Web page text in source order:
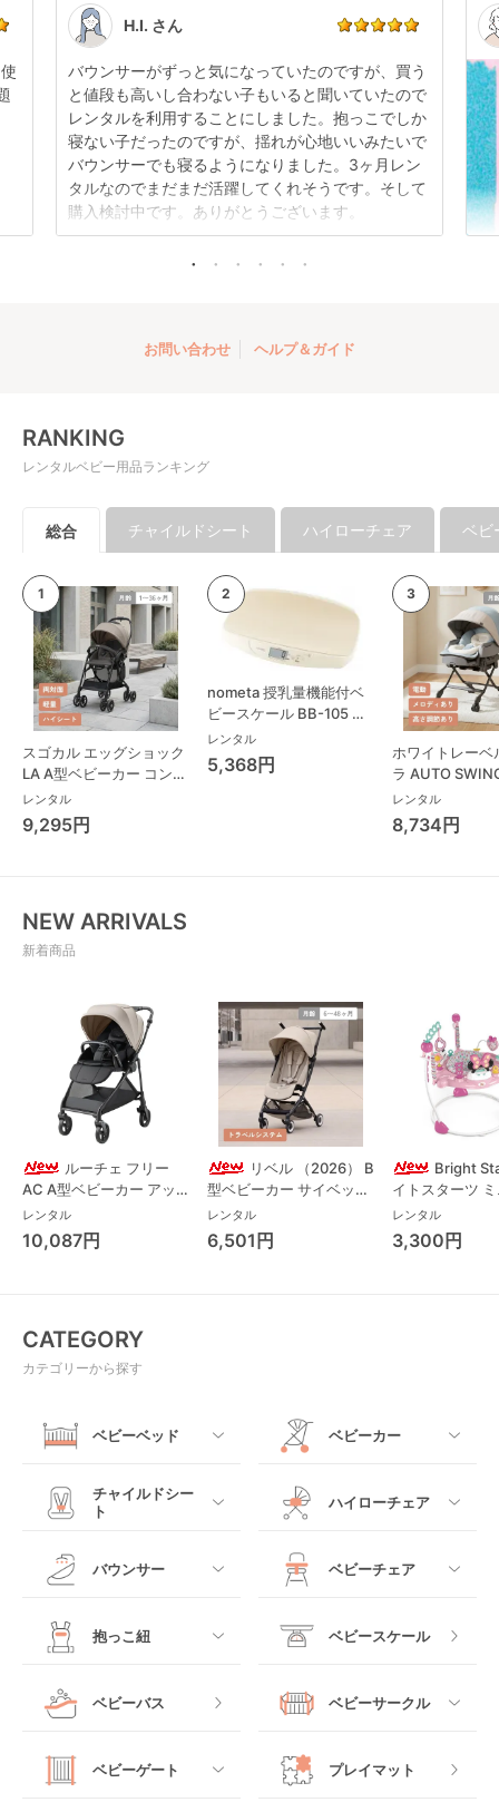
点検清掃については
もご確認ください。
H.I. さん
バウンサーがずっと気になっていたのですが、買う
と値段も高いし合わない子もいると聞いていたので
レンタルを利用することにしました。抱っこでしか
寝ない子だったのですが、揺れが心地いいみたいで
バウンサーでも寝るようになりました。3ヶ月レン
タルなのでまだまだ活躍してくれそうです。そして
購入検討中です。ありがとうございます。
お問い合わせ ヘルプ＆ガイド
RANKING
レンタルベビー用品ランキング
総合 チャイルドシート ハイローチェア ベビ
スゴカル エッグショック
LA A型ベビーカー コンビ
(Combi)
レンタル
9,295円
nometa 授乳量機能付ベ
ビースケール BB-105 タ
ニタ(TANITA) ベビースケ
ール・体重計
レンタル
5,368円
ホワイトレーベ
ラ AUTO
Long スリープ
コンビ(Combi)
チェア・ベビー
レンタル
8,734円
NEW ARRIVALS
新着商品
ルーチェ フリー
AC A型ベビーカー アッ
プリカ(Aprica) A型ベビ
ーカー アップリカ
(Aprica)
レンタル
10,087円
リベル （2026） B
型ベビーカー サイベック
ス(cybex)
レンタル
6,501円
Bright
イトスターツ
ス フォーエバ
レンド ジャン
パルー キッズ
レンタル
3,300円
CATEGORY
カテゴリーから探す
ベビーベッド
すべて
レギュラーサイズベビ
ベッドインベッド
クーファン
マットレス・布団
ベビーカー
すべて
ベビーカーその他
チャイルドシー
ト
すべて
ジュニアシート
チャイルドシートその
他
ハイローチェア
すべて
バウンサー
すべて
ロッキングタイプ
ベビーチェア
すべて
テーブルチェア
抱っこ紐
すべて
ベビースケール
ベビーバス ベビーサークル
すべて
ベビーゲート プレイマット